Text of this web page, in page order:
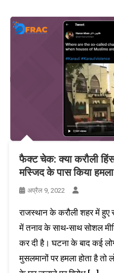
फैक्ट चेक: क्या करौली
मस्जिद के पास किया
अप्रैल 9, 2022
राजस्थान के करौली शहर में हुए
में तनाव के साथ-साथ सोशल
कर दी है। घटना के बाद कई
मुसलमानों पर हमला होता है